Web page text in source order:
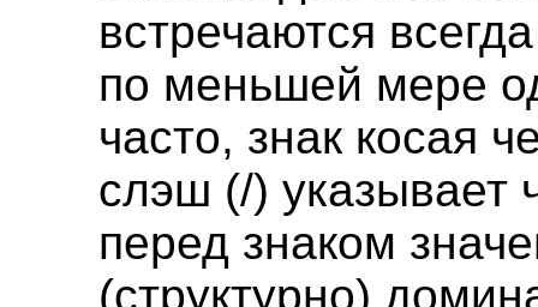
встречаются
по меньшей мере
часто, знак косая
слэш (/) указывает
перед знаком
(структурно)